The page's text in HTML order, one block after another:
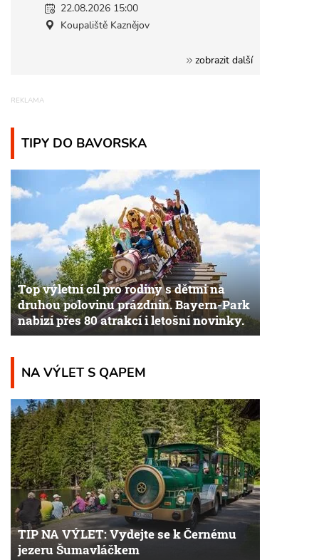
22.08.2026 15:00
Koupaliště Kaznějov
zobrazit další
TIPY DO BAVORSKA
Top výletní cíl pro rodiny s dětmi na
druhou polovinu prázdnin. Bayern-Park
nabízí přes 80 atrakcí i letošní novinky.
NA VÝLET S QAPEM
TIP NA VÝLET: Vydejte se k Černému
jezeru Šumavláčkem